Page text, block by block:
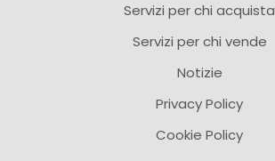
Servizi per chi acquista
Servizi per chi vende
Notizie
Privacy Policy
Cookie Policy